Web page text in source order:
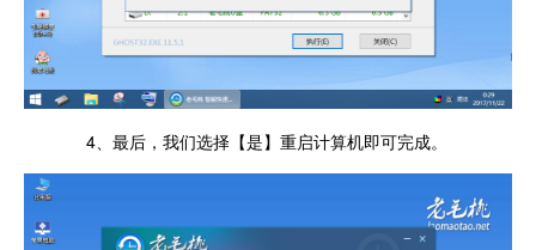
4、最后，我们选择【是】重启计算机即可完成。